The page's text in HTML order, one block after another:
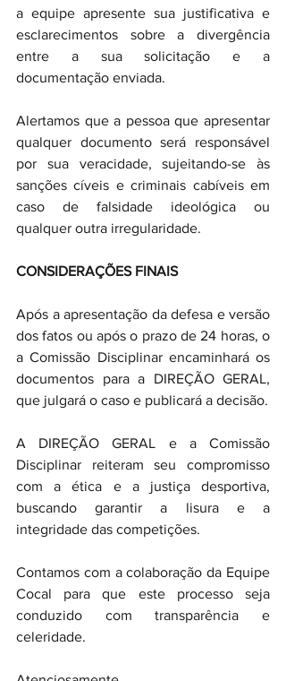
a equipe apresente sua justificativa e
esclarecimentos sobre a divergência
entre a sua solicitação e a
documentação enviada.
Alertamos que a pessoa que apresentar
qualquer documento será responsável
por sua veracidade, sujeitando-se às
sanções cíveis e criminais cabíveis em
caso de falsidade ideológica ou
qualquer outra irregularidade.
CONSIDERAÇÕES FINAIS
Após a apresentação da defesa e versão
dos fatos ou após o prazo de 24 horas, o
a Comissão Disciplinar encaminhará os
documentos para a DIREÇÃO GERAL,
que julgará o caso e publicará a decisão.
A DIREÇÃO GERAL e a Comissão
Disciplinar reiteram seu compromisso
com a ética e a justiça desportiva,
buscando garantir a lisura e a
integridade das competições.
Contamos com a colaboração da Equipe
Cocal para que este processo seja
conduzido com transparência e
celeridade.